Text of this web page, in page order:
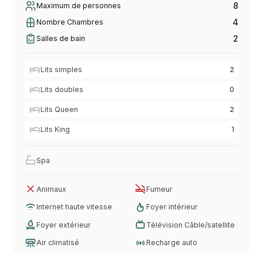
Maximum de personnes 8
Nombre Chambres 4
Salles de bain 2
Lits simples 2
Lits doubles 0
Lits Queen 2
Lits King 1
Spa
Animaux Fumeur
Internet haute vitesse Foyer intérieur
Foyer extérieur Télévision Câble/satellite
Air climatisé Recharge auto